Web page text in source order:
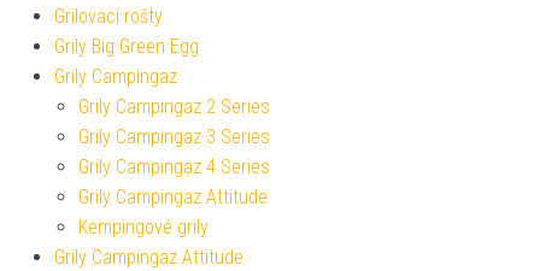
Grilovací rošty
Grily Big Green Egg
Grily Campingaz
Grily Campingaz 2 Series
Grily Campingaz 3 Series
Grily Campingaz 4 Series
Grily Campingaz Attitude
Kempingové grily
Grily Campingaz Attitude